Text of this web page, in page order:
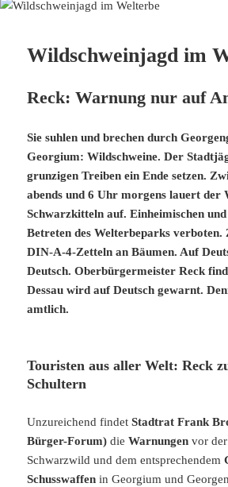
Wildschweinjagd im
Reck: Warnung nur auf
Sie suhlen und brechen durch
Georgium: Wildschweine. Der
grunzigen Treiben ein Ende setzen.
abends und 6 Uhr morgens lauert der
Schwarzkitteln auf. Einheimischen
Betreten des Welterbeparks
DIN-A-4-Zetteln an Bäumen. Auf
Deutsch. Oberbürgermeister Reck
Dessau wird auf Deutsch gewarnt.
amtlich.
Touristen aus aller Welt: Reck
Schultern
Unzureichend findet Stadtrat Frank
Bürger-Forum) dieWarnungenvor
Schwarzwild und dem entsprechendem
Schusswaffen in Georgium und